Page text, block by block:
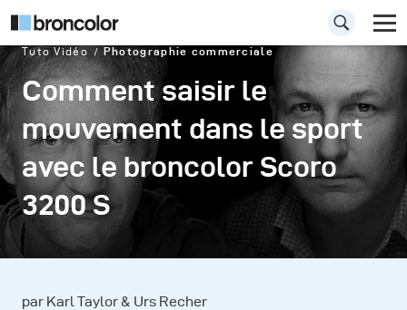
Tuto Vidéo Photographie commerciale
Comment saisir le
mouvement dans le sport
avec le broncolor Scoro
3200 S
par Karl Taylor & Urs Recher